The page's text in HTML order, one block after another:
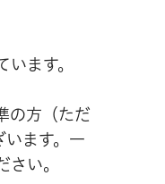
ます。
の方（ただ
ます。一
い。